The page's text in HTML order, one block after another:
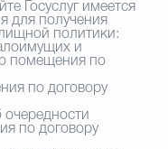
и
организации
Госуслуг имеется
для получения
политики:
и
помещения по
по договору
по договору